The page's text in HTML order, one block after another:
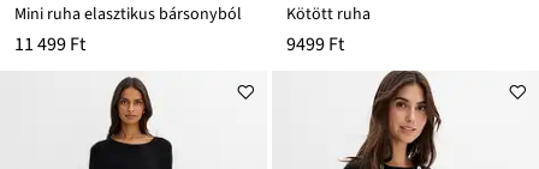
Mini ruha elasztikus bársonyból
11 499 Ft
Kötött ruha
9499 Ft